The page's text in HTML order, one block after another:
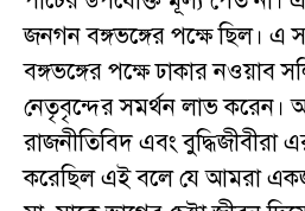
জনগন বঙ্গভঙ্গের পক্ষে ছিল। এ
বঙ্গভঙ্গের পক্ষে ঢাকার নওয়াব
নেতৃবৃন্দের সমর্থন লাভ করেন।
রাজনীতিবিদ এবং বুদ্ধিজীবীরা
করেছিল এই বলে যে আমরা